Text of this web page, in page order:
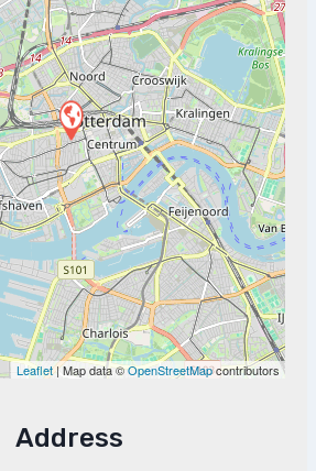
Leaflet| Map data ©OpenStreetMapcontributors
Address